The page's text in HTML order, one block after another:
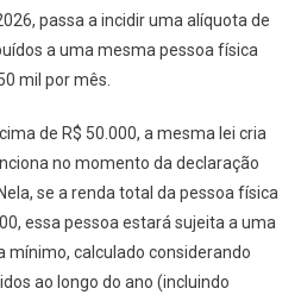
passa a incidir uma alíquota de
a uma mesma pessoa física
mil por mês.
de R$ 50.000, a mesma lei cria
no momento da declaração
se a renda total da pessoa física
essa pessoa estará sujeita a uma
mínimo, calculado considerando
ao longo do ano (incluindo